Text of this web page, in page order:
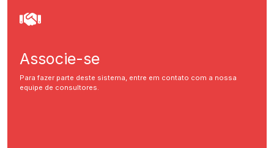
Associe-se
Para fazer parte deste sistema, entre em contato com a nossa
equipe de consultores.